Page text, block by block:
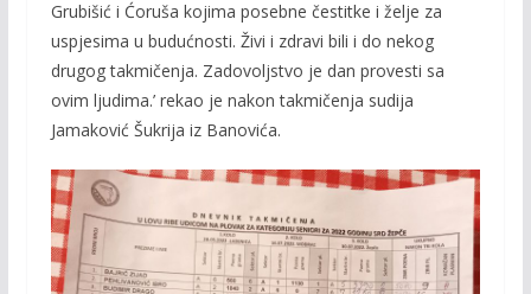
Grubišić i Ćoruša kojima posebne čestitke i želje za
uspjesima u budućnosti. Živi i zdravi bili i do nekog
drugog takmičenja. Zadovoljstvo je dan provesti sa
ovim ljudima.’ rekao je nakon takmičenja sudija
Jamaković Šukrija iz Banovića.